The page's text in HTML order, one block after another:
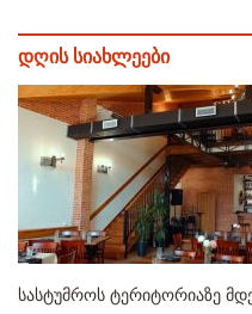
დღის სიახლეები
სასტუმროს ტერიტორიაზე